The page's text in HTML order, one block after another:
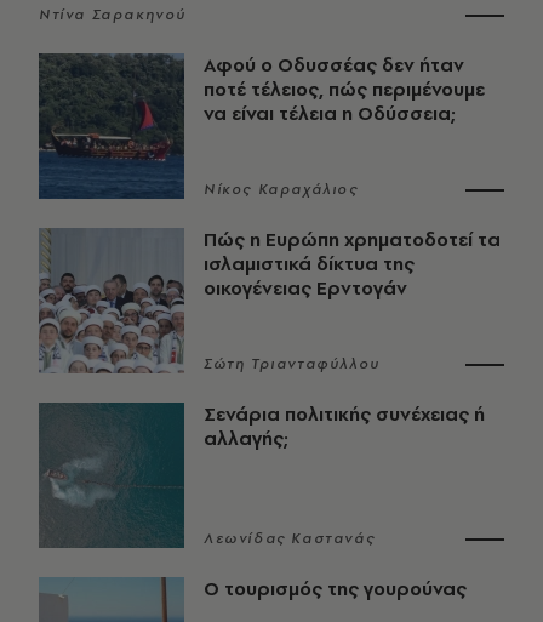
Ντίνα Σαρακηνού
Αφού ο Οδυσσέας δεν ήταν
ποτέ τέλειος, πώς περιμένουμε
να είναι τέλεια η Οδύσσεια;
Νίκος Καραχάλιος
Πώς η Ευρώπη χρηματοδοτεί τα
ισλαμιστικά δίκτυα της
οικογένειας Ερντογάν
Σώτη Τριανταφύλλου
Σενάρια πολιτικής συνέχειας ή
αλλαγής;
Λεωνίδας Καστανάς
Ο τουρισμός της γουρούνας